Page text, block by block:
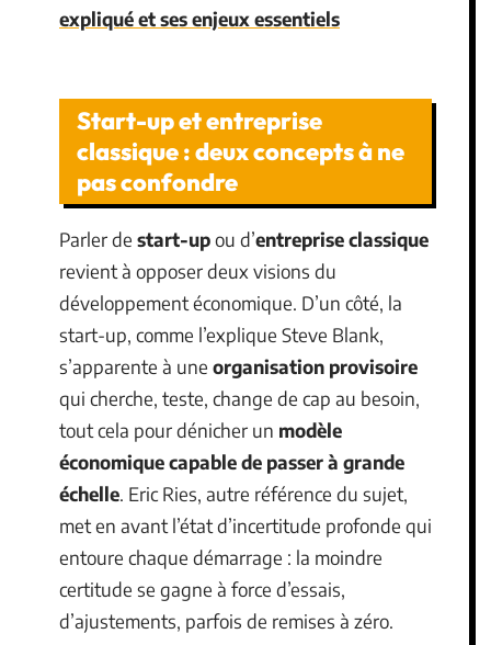
expliqué et ses enjeux essentiels
Start-up et entreprise
classique : deux concepts à ne
pas confondre
Parler de start-upou d’entreprise classique
revient à opposer deux visions du
développement économique. D’un côté, la
start-up, comme l’explique Steve Blank,
s’apparente à une organisation provisoire
qui cherche, teste, change de cap au besoin,
tout cela pour dénicher un modèle
économique capable de passer à grande
échelle. Eric Ries, autre référence du sujet,
met en avant l’état d’incertitude profonde qui
entoure chaque démarrage : la moindre
certitude se gagne à force d’essais,
d’ajustements, parfois de remises à zéro.